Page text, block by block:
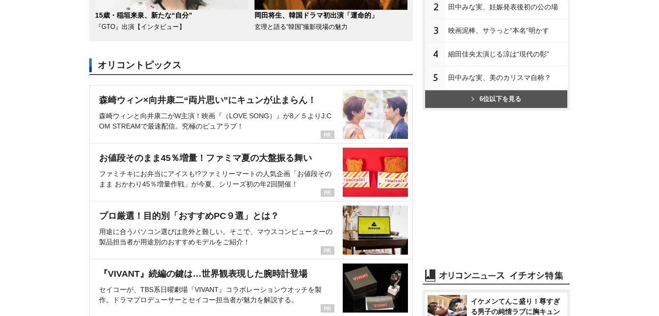
15歳・稲垣来泉、新たな“自分”
『GTO』出演【インタビュー】
岡田将生、韓国ドラマ初出演「運命的」
玄理と語る“韓国”撮影現場の魅力
オリコントピックス
森崎ウィン×向井康二“両片思い”にキュンが止まらん！
森崎ウィンと向井康二がW主演！映画『（LOVE SONG）』が8／５よりJ:C
OM STREAMで最速配信。究極のピュアラブ！
お値段そのまま45％増量！ファミマ夏の大盤振る舞い
ファミチキにお弁当にアイスも!?ファミリーマートの人気企画「お値段その
まま おかわり45％増量作戦」が今夏、シリーズ初の年2回開催！
プロ厳選！目的別「おすすめPC９選」とは？
用途に合うパソコン選びは意外と難しい。そこで、マウスコンピューターの
製品担当者が用途別のおすすめモデルをご紹介！
『VIVANT』続編の鍵は…世界観表現した腕時計登場
セイコーが、TBS系日曜劇場『VIVANT』コラボレーションウオッチを製
作。ドラマプロデューサーとセイコー担当者が魅力を解説する。
2 田中みな実、妊娠発表後初の公の場
3 映画泥棒、サラっと“本名”明かす
4 細田佳央太演じる涼は“現代の彰”
5 田中みな実、美のカリスマ自称？
6位以下を見る
イケメンてんこ盛り！尊すぎ
る男子の純情ラブに胸キュン